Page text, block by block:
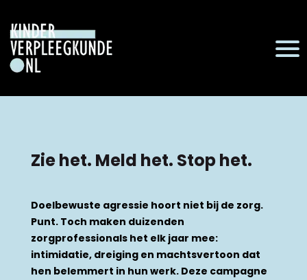
Zie het. Meld het. Stop het.
Doelbewuste agressie hoort niet bij de zorg.
Punt. Toch maken duizenden
zorgprofessionals het elk jaar mee:
intimidatie, dreiging en machtsvertoon dat
hen belemmert in hun werk. Deze campagne